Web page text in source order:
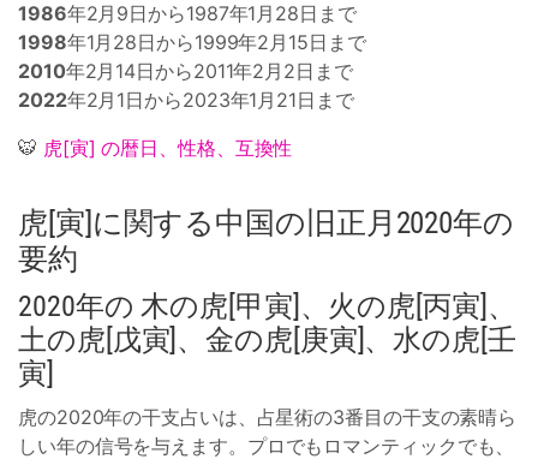
1986年2月9日から1987年1月28日まで
1998年1月28日から1999年2月15日まで
2010年2月14日から2011年2月2日まで
2022年2月1日から2023年1月21日まで
🐯 虎[寅] の暦日、性格、互換性
虎[寅]に関する中国の旧正月2020年の
要約
2020年の 木の虎[甲寅]、火の虎[丙寅]、
土の虎[戊寅]、金の虎[庚寅]、水の虎[壬
寅]
虎の2020年の干支占いは、占星術の3番目の干支の素晴ら
しい年の信号を与えます。プロでもロマンティックでも、